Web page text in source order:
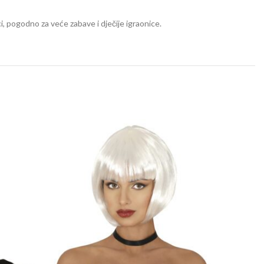
pogodno za veće zabave i dječije igraonice.